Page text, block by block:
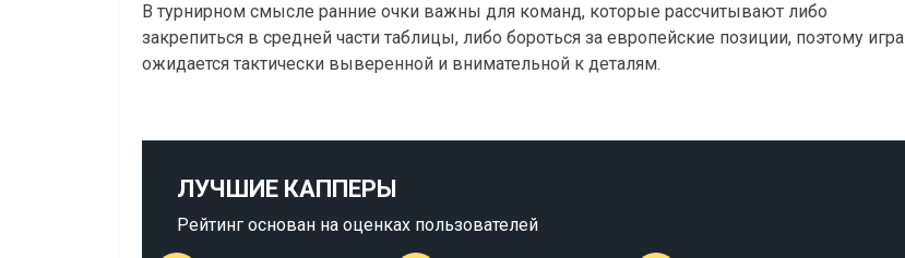
В турнирном смысле ранние очки важны для команд, которые рассчитывают либо
закрепиться в средней части таблицы, либо бороться за европейские позиции, поэтому игра
ожидается тактически выверенной и внимательной к деталям.
ЛУЧШИЕ КАППЕРЫ
Рейтинг основан на оценках пользователей